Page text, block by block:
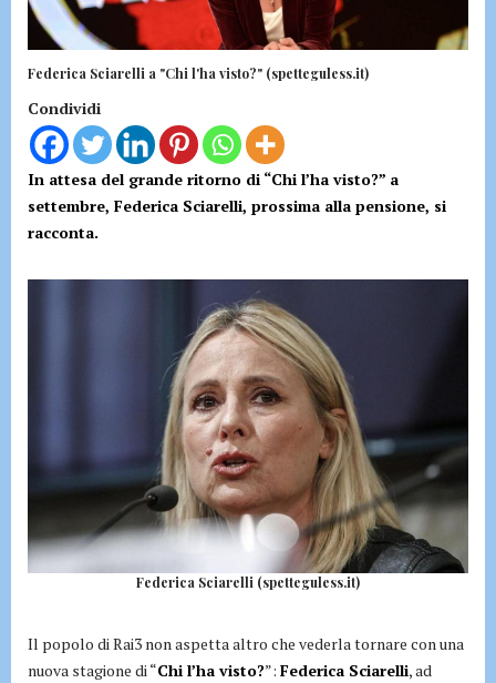
Federica Sciarelli a "Chi l'ha visto?" (spetteguless.it)
Condividi
In attesa del grande ritorno di “Chi l’ha visto?” a
settembre, Federica Sciarelli, prossima alla pensione, si
racconta.
Federica Sciarelli (spetteguless.it)
Il popolo di Rai3 non aspetta altro che vederla tornare con una
nuova stagione di “Chi l’ha visto?”: Federica Sciarelli, ad